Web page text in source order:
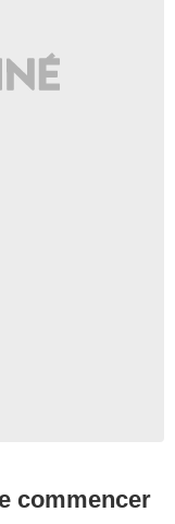
commencer